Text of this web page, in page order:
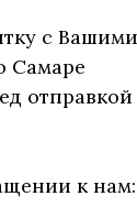
с
Самаре
отправкой
к нам: